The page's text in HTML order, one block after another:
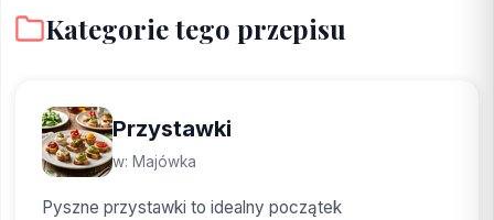
Kategorie tego przepisu
Przystawki
w: Majówka
Pyszne przystawki to idealny początek